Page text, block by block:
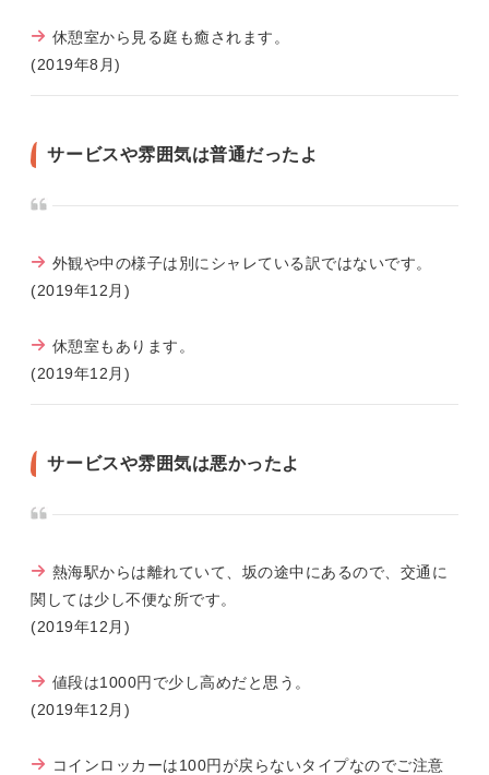
休憩室から見る庭も癒されます。
(2019年8月)
サービスや雰囲気は普通だったよ
外観や中の様子は別にシャレている訳ではないです。
(2019年12月)
休憩室もあります。
(2019年12月)
サービスや雰囲気は悪かったよ
熱海駅からは離れていて、坂の途中にあるので、交通に
関しては少し不便な所です。
(2019年12月)
値段は1000円で少し高めだと思う。
(2019年12月)
コインロッカーは100円が戻らないタイプなのでご注意